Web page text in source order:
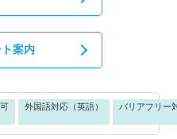
案内
外国語対応（英語） バリアフリー